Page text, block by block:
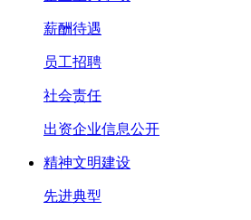
薪酬待遇
员工招聘
社会责任
出资企业信息公开
精神文明建设
先进典型